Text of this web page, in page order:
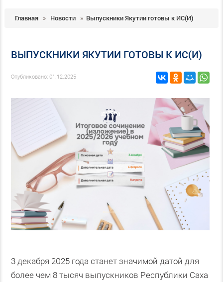
Главная » Новости » Выпускники Якутии готовы к ИС(И)
ВЫПУСКНИКИ ЯКУТИИ ГОТОВЫ К ИС(И)
Опубликовано: 01.12.2025
3 декабря 2025 года станет значимой датой для
более чем 8 тысяч выпускников Республики Саха